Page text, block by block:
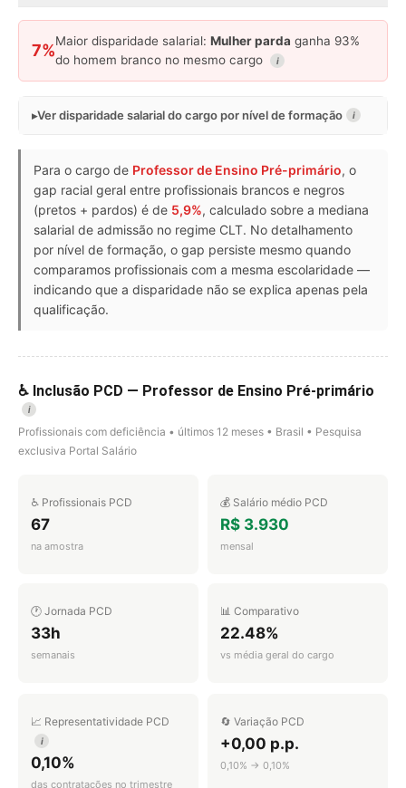
7%
Maior disparidade salarial: Mulher parda ganha 93%
do homem branco no mesmo cargo
i
Ver disparidade salarial do cargo por nível de formação i
Para o cargo de Professor de Ensino Pré-primário, o
gap racial geral entre profissionais brancos e negros
(pretos + pardos) é de 5,9%, calculado sobre a mediana
salarial de admissão no regime CLT. No detalhamento
por nível de formação, o gap persiste mesmo quando
comparamos profissionais com a mesma escolaridade —
indicando que a disparidade não se explica apenas pela
qualificação.
♿ Inclusão PCD — Professor de Ensino Pré-primário
i
Profissionais com deficiência • últimos 12 meses • Brasil • Pesquisa
exclusiva Portal Salário
♿ Profissionais PCD
67
na amostra
💰 Salário médio PCD
R$ 3.930
mensal
🕐 Jornada PCD
33h
semanais
📊 Comparativo
22.48%
vs média geral do cargo
📈 Representatividade PCD
i
0,10%
das contratações no trimestre
🔄 Variação PCD
+0,00 p.p.
0,10% → 0,10%